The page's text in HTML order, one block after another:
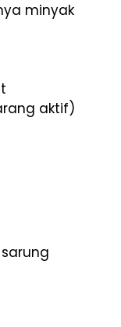
minyak
aktif)